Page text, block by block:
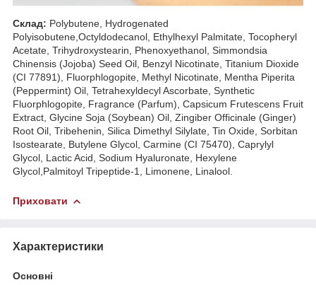
Склад: Polybutene, Hydrogenated
Polyisobutene,Octyldodecanol, Ethylhexyl Palmitate, Tocopheryl
Acetate, Trihydroxystearin, Phenoxyethanol, Simmondsia
Chinensis (Jojoba) Seed Oil, Benzyl Nicotinate, Titanium Dioxide
(CI 77891), Fluorphlogopite, Methyl Nicotinate, Mentha Piperita
(Peppermint) Oil, Tetrahexyldecyl Ascorbate, Synthetic
Fluorphlogopite, Fragrance (Parfum), Capsicum Frutescens Fruit
Extract, Glycine Soja (Soybean) Oil, Zingiber Officinale (Ginger)
Root Oil, Tribehenin, Silica Dimethyl Silylate, Tin Oxide, Sorbitan
Isostearate, Butylene Glycol, Carmine (CI 75470), Caprylyl
Glycol, Lactic Acid, Sodium Hyaluronate, Hexylene
Glycol,Palmitoyl Tripeptide-1, Limonene, Linalool.
Приховати
Характеристики
Основні